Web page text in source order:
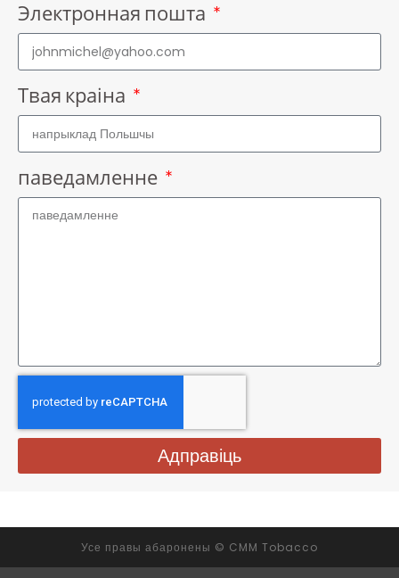
Электронная пошта
Твая краіна
паведамленне
Адправіць
Усе правы абаронены © CMM Tobacco